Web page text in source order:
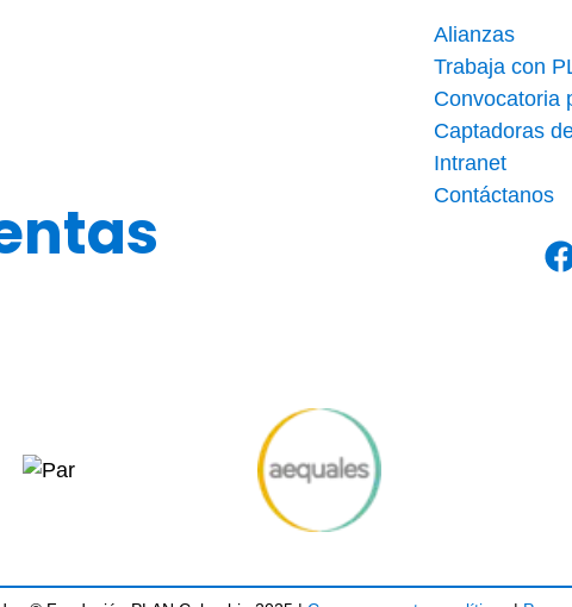
Alianzas
Trabaja con
Convocatoria
Captadoras
Intranet
Contáctanos